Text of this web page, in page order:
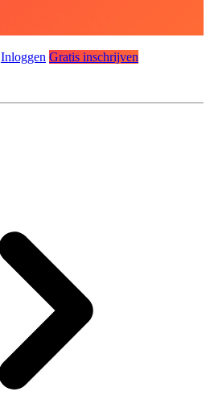
Inloggen Gratis inschrijven